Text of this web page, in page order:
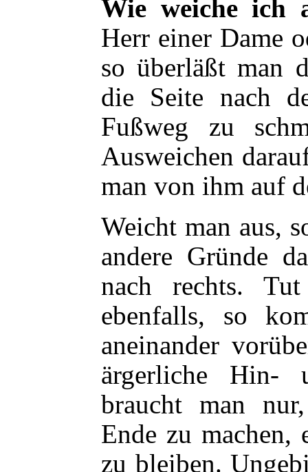
Wie weiche ich
Herr einer Dame
so überläßt man
die Seite nach
Fußweg zu
Ausweichen
man von ihm auf
Weicht man aus,
andere Gründe
nach rechts.
ebenfalls, so
aneinander
ärgerliche Hin-
braucht man
Ende zu machen,
zu bleiben.